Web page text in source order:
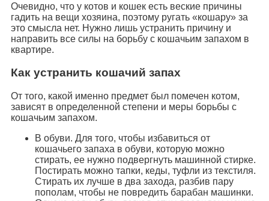
Очевидно, что у котов и кошек есть веские причины
гадить на вещи хозяина, поэтому ругать «кошару» за
это смысла нет. Нужно лишь устранить причину и
направить все силы на борьбу с кошачьим запахом в
квартире.
Как устранить кошачий запах
От того, какой именно предмет был помечен котом,
зависят в определенной степени и меры борьбы с
кошачьим запахом.
В обуви. Для того, чтобы избавиться от
кошачьего запаха в обуви, которую можно
стирать, ее нужно подвергнуть машинной стирке.
Постирать можно тапки, кеды, туфли из текстиля.
Стирать их лучше в два захода, разбив пару
пополам, чтобы не повредить барабан машинки.